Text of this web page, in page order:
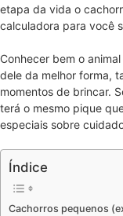
etapa da vida o
calculadora para você
Conhecer bem o
dele da melhor forma,
momentos de brincar.
terá o mesmo pique
especiais sobre
Índice
Cachorros pequenos